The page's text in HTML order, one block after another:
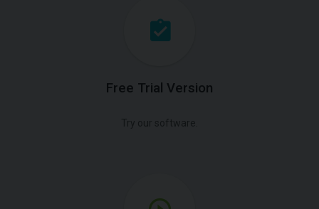
Free Trial Version